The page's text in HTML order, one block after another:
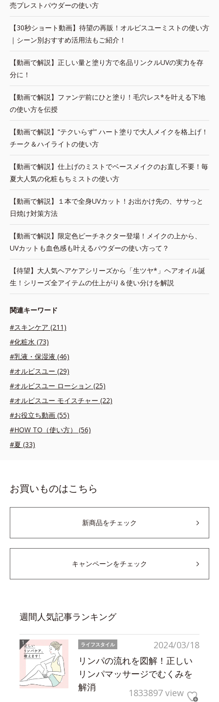
売プレストパウダーの使い方
【30秒ショート動画】待望の再販！オルビスユーミストの使い方
｜シーン別おすすめ活用法もご紹介！
【動画で解説】正しい量と塗り方で名品リンクルUVの実力を存
分に！
【動画で解説】ファンデ前にひと塗り！毛穴レス*を叶える下地
の使い方を伝授
【動画で解説】“テクいらず” ハート塗りで大人メイクを格上げ！
チーク＆ハイライトの使い方
【動画で解説】仕上げのミストでベースメイクのお直し不要！毎
夏大人気の化粧もちミストの使い方
【動画で解説】１本で全身UVカット！お出かけ先の、ササっと
日焼け対策方法
【動画で解説】限定色ピーチネクター登場！メイクの上から、
UVカットも血色感も叶えるパウダーの使い方って？
【待望】大人気ヘアケアシリーズから「生ツヤ*」ヘアオイル誕
生！シリーズ全アイテムの仕上がり＆使い分けを解説
関連キーワード
#スキンケア (211)
#化粧水 (73)
#乳液・保湿液 (46)
#オルビスユー (29)
#オルビスユー ローション (25)
#オルビスユー モイスチャー (22)
#お役立ち動画 (55)
#HOW TO（使い方） (56)
#夏 (33)
お買いものはこちら
新商品をチェック
キャンペーンをチェック
週間人気記事ランキング
2024/03/18
ライフスタイル
リンパの流れを図解！正しい
リンパマッサージでむくみを
解消
1833897 view